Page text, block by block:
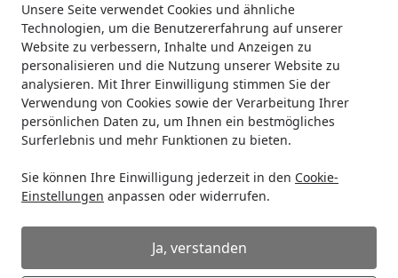
Unsere Seite verwendet Cookies und ähnliche
Technologien, um die Benutzererfahrung auf unserer
Website zu verbessern, Inhalte und Anzeigen zu
personalisieren und die Nutzung unserer Website zu
analysieren. Mit Ihrer Einwilligung stimmen Sie der
Verwendung von Cookies sowie der Verarbeitung Ihrer
persönlichen Daten zu, um Ihnen ein bestmögliches
Surferlebnis und mehr Funktionen zu bieten.
Sie können Ihre Einwilligung jederzeit in den Cookie-
Einstellungen anpassen oder widerrufen.
Ja, verstanden
Startseite
Oberbekleidung Poloshirts Polo-Arbeitsshirts
Polo-Arbeitsshirts
Ihre Artikelübersicht
Filter / Sortierung
Artikel gefunden